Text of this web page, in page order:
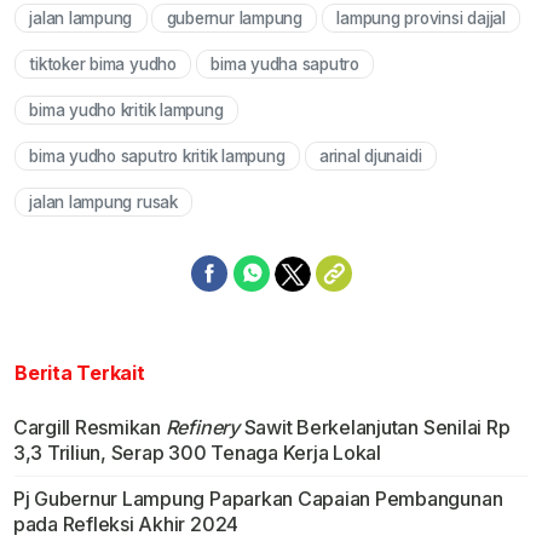
jalan lampung gubernur lampung lampung provinsi dajjal
tiktoker bima yudho bima yudha saputro
bima yudho kritik lampung
bima yudho saputro kritik lampung arinal djunaidi
jalan lampung rusak
Berita Terkait
Cargill Resmikan RefinerySawit Berkelanjutan Senilai Rp
3,3 Triliun, Serap 300 Tenaga Kerja Lokal
Pj Gubernur Lampung Paparkan Capaian Pembangunan
pada Refleksi Akhir 2024